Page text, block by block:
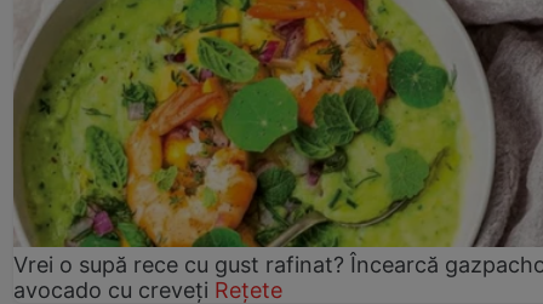
Vrei o supă rece cu gust rafinat? Încearcă
avocado cu creveți Rețete